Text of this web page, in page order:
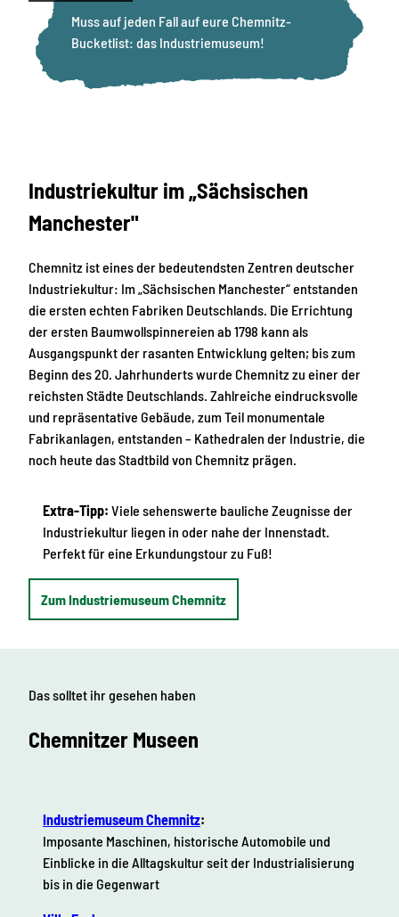
Muss auf jeden Fall auf eure Chemnitz-
Bucketlist: das Industriemuseum!
Industriekultur im „Sächsischen
Manchester"
Chemnitz ist eines der bedeutendsten Zentren deutscher
Industriekultur: Im „Sächsischen Manchester“ entstanden
die ersten echten Fabriken Deutschlands. Die Errichtung
der ersten Baumwollspinnereien ab 1798 kann als
Ausgangspunkt der rasanten Entwicklung gelten; bis zum
Beginn des 20. Jahrhunderts wurde Chemnitz zu einer der
reichsten Städte Deutschlands. Zahlreiche eindrucksvolle
und repräsentative Gebäude, zum Teil monumentale
Fabrikanlagen, entstanden – Kathedralen der Industrie, die
noch heute das Stadtbild von Chemnitz prägen.
Extra-Tipp: Viele sehenswerte bauliche Zeugnisse der
Industriekultur liegen in oder nahe der Innenstadt.
Perfekt für eine Erkundungstour zu Fuß!
Zum Industriemuseum Chemnitz
Das solltet ihr gesehen haben
Chemnitzer Museen
Industriemuseum Chemnitz:
Imposante Maschinen, historische Automobile und
Einblicke in die Alltagskultur seit der Industrialisierung
bis in die Gegenwart